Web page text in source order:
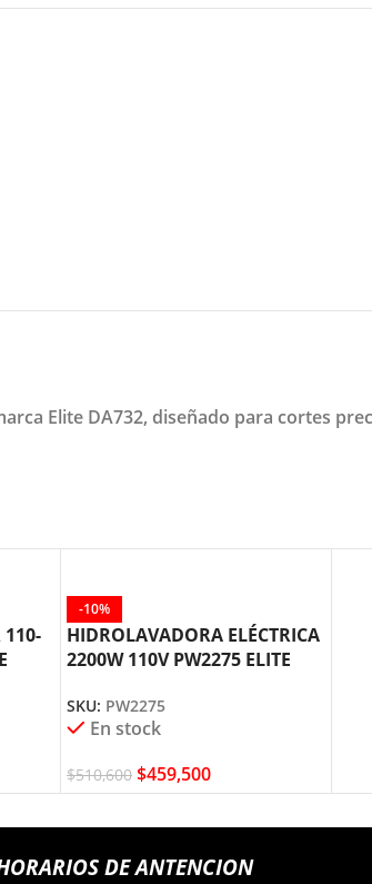
Elite DA732, diseñado para cortes
110-
-10%
HIDROLAVADORA ELÉCTRICA
2200W 110V PW2275 ELITE
SKU: PW2275
En stock
$510,600 $459,500
DE ANTENCION